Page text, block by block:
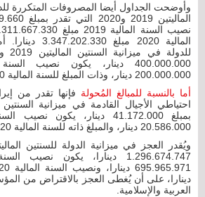
وأوضحت الجداول أيضا المصروفات المتكررة
المالية 2020
200.000.000 دينار، وذات المبلغ للسنة المالية 2020.
أما بالنسبة للمبالغ المُحولة فإنها تقدر من
20.586.000 دينار، والمبلغ ذاته للسنة المالية 2020.
دينارا، على أن يُغطى العجز بالاقتراض من
العربية والإسلامية.